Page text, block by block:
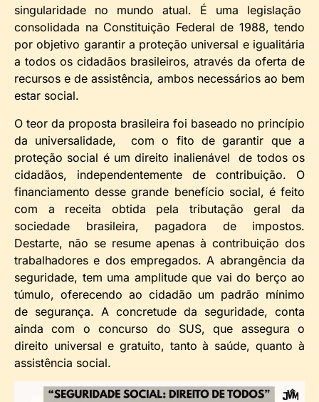
singularidade no mundo atual. É uma legislação
consolidada na Constituição Federal de 1988, tendo
por objetivo garantir a proteção universal e igualitária
a todos os cidadãos brasileiros, através da oferta de
recursos e de assistência, ambos necessários ao bem
estar social.
O teor da proposta brasileira foi baseado no princípio
da universalidade, com o fito de garantir que a
proteção social é um direito inalienável de todos os
cidadãos, independentemente de contribuição. O
financiamento desse grande benefício social, é feito
com a receita obtida pela tributação geral da
sociedade brasileira, pagadora de impostos.
Destarte, não se resume apenas à contribuição dos
trabalhadores e dos empregados. A abrangência da
seguridade, tem uma amplitude que vai do berço ao
túmulo, oferecendo ao cidadão um padrão mínimo
de segurança. A concretude da seguridade, conta
ainda com o concurso do SUS, que assegura o
direito universal e gratuito, tanto à saúde, quanto à
assistência social.